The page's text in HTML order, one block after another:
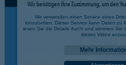
Wir benötigen Ihre Zustimmung, um den
Wir verwenden einen Service eines
einzubetten. Dieser Service kann Daten zu
lesen Sie die Details durch und stimmen Sie
dieses Video
Mehr